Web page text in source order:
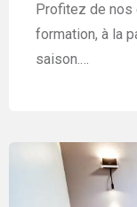
Profitez de
formation, à la
saison.…